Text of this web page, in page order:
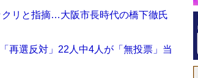
リと指摘…大阪市長時代の橋下徹氏
再選反対」22人中4人が「無投票」当